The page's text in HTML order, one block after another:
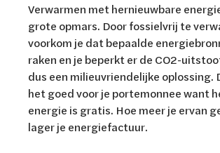
Verwarmen met hernieuwbare
grote opmars. Door fossielvrij te
voorkom je dat bepaalde
raken en je beperkt er de CO2-
dus een milieuvriendelijke oplossing.
het goed voor je portemonnee want
energie is gratis. Hoe meer je ervan
lager je energiefactuur.